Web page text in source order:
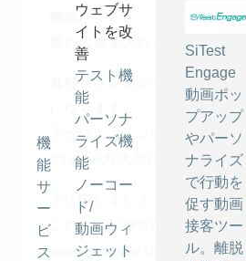
機
能
サ
ー
ビ
ス
ウェブサ
イトを改
善
テスト機
能
パーソナ
ライズ機
能
ノーコー
ド/
動画ウィ
ジェット
SiTest
Engage
動画ポッ
プアップ
やパーソ
ナライズ
で行動を
促す動画
接客ツー
ル。離脱
機能が
新たに追加されました。
有料プラン限定ですが以下
になります。
①サブドメインCookie統合機
②Linker方式クロスドメイン機
①に関しまして
これまでSiTest (サイテスト)で
www.example.comと